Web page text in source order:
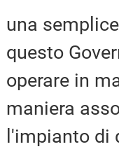
una
questo
operare in
maniera
l'impianto di